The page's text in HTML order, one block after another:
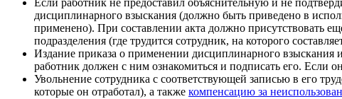
Если работник не предоставил объяснительную и не
дисциплинарного взыскания (должно быть приведено в
применено). При составлении акта должно присутствовать
подразделения (где трудится сотрудник, на которого
Издание приказа о применении дисциплинарного взыскания
работник должен с ним ознакомиться и подписать его. Если
Увольнение сотрудника с соответствующей записью в его
которые он отработал), а также компенсацию за